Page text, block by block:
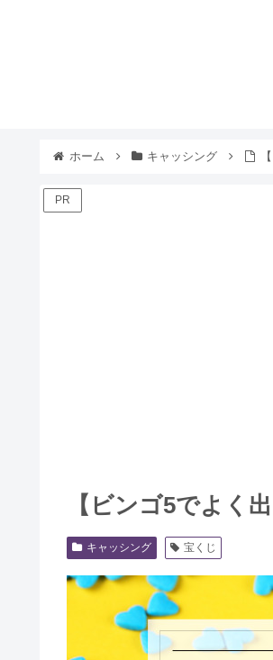
ホーム キャッシング
PR
【ビンゴ5でよく
キャッシング 宝くじ